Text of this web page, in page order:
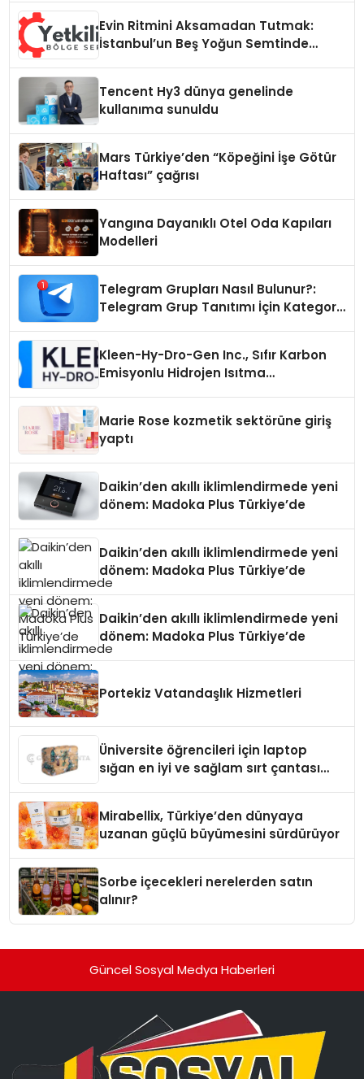
Evin Ritmini Aksamadan Tutmak:
İstanbul’un Beş Yoğun Semtinde
Tencent Hy3 dünya genelinde
kullanıma sunuldu
Mars Türkiye’den “Köpeğini İşe Götür
Haftası” çağrısı
Yangına Dayanıklı Otel Oda Kapıları
Modelleri
Telegram Grupları Nasıl Bulunur?:
Telegram Grup Tanıtımı İçin Kategori
Kleen-Hy-Dro-Gen Inc., Sıfır Karbon
Emisyonlu Hidrojen Isıtma
Marie Rose kozmetik sektörüne giriş
yaptı
Daikin’den akıllı iklimlendirmede yeni
dönem: Madoka Plus Türkiye’de
Daikin’den akıllı iklimlendirmede yeni
dönem: Madoka Plus Türkiye’de
Daikin’den akıllı iklimlendirmede yeni
dönem: Madoka Plus Türkiye’de
Portekiz Vatandaşlık Hizmetleri
Üniversite öğrencileri için laptop
sığan en iyi ve sağlam sırt çantası
Mirabellix, Türkiye’den dünyaya
uzanan güçlü büyümesini sürdürüyor
Sorbe içecekleri nerelerden satın
alınır?
Güncel Sosyal Medya Haberleri